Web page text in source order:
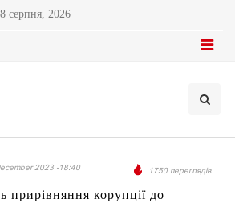
серпня, 2026
2023 -18:40 1750 переглядів
прирівняння корупції до